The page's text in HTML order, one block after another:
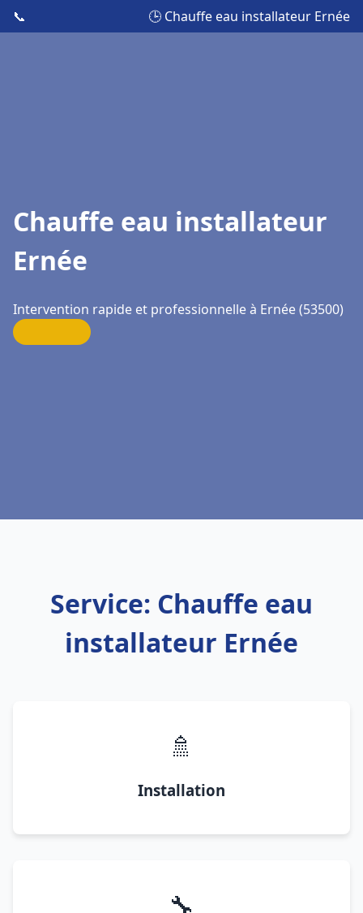
📞 🕒 Chauffe eau installateur Ernée
Chauffe eau installateur
Ernée
Intervention rapide et professionnelle à Ernée (53500)
Service: Chauffe eau
installateur Ernée
🚿
Installation
🔧